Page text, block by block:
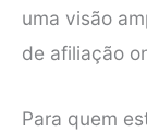
uma visão
de afiliação
Para quem